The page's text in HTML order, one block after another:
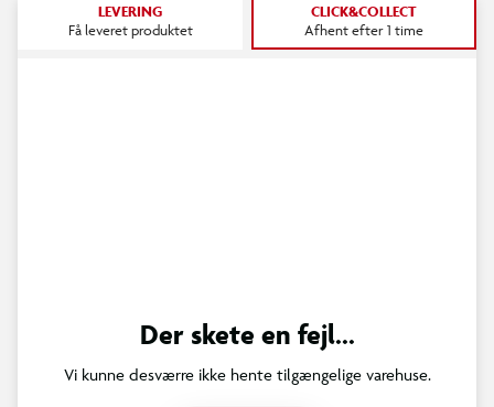
LEVERING
Få leveret produktet
CLICK&COLLECT
Afhent efter 1 time
Der skete en fejl...
Vi kunne desværre ikke hente tilgængelige varehuse.